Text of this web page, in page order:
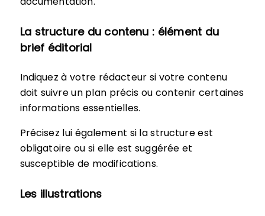
La structure du contenu : élément du
brief éditorial
Indiquez à votre rédacteur si votre contenu
doit suivre un plan précis ou contenir certaines
informations essentielles.
Précisez lui également si la structure est
obligatoire ou si elle est suggérée et
susceptible de modifications.
Les illustrations